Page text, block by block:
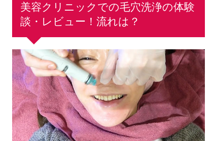
美容クリニックでの毛穴洗浄の体験
談・レビュー！流れは？